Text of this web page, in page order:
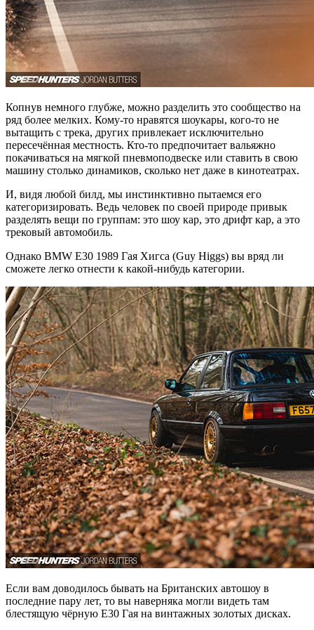
Копнув немного глубже, можно разделить это сообщество на
ряд более мелких. Кому-то нравятся шоукары, кого-то не
вытащить с трека, других привлекает исключительно
пересечённая местность. Кто-то предпочитает вальяжно
покачиваться на мягкой пневмоподвеске или ставить в свою
машину столько динамиков, сколько нет даже в кинотеатрах.
И, видя любой билд, мы инстинктивно пытаемся его
категоризировать. Ведь человек по своей природе привык
разделять вещи по группам: это шоу кар, это дрифт кар, а это
трековый автомобиль.
Однако BMW E30 1989 Гая Хигса (Guy Higgs) вы вряд ли
сможете легко отнести к какой-нибудь категории.
Если вам доводилось бывать на Британских автошоу в
последние пару лет, то вы наверняка могли видеть там
блестящую чёрную Е30 Гая на винтажных золотых дисках.